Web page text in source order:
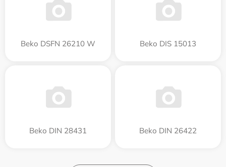
Beko DSFN 26210 W Beko DIS 15013
Beko DIN 28431 Beko DIN 26422